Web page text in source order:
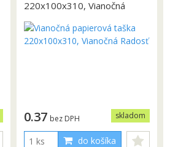
220x100x310, Vianočná
Radosť
skladom
0.37 bez DPH
do košíka